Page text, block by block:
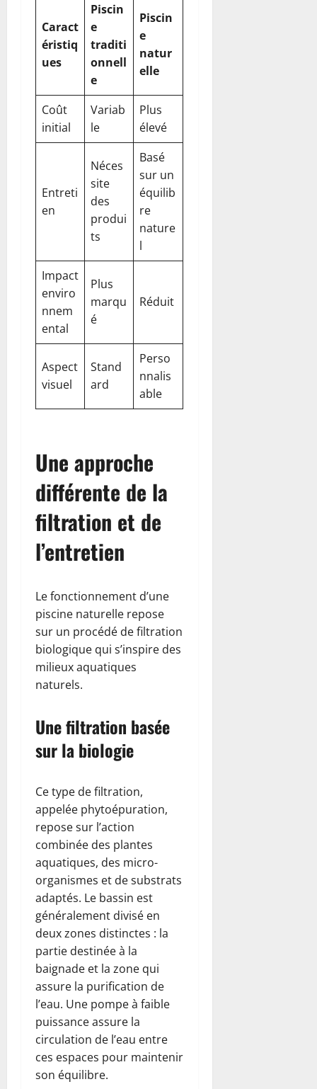
Caract
éristiq
ues
Piscin
e
traditi
onnell
e
Piscin
e
natur
elle
Coût
initial
Variab
le
Plus
élevé
Entreti
en
Néces
site
des
produi
ts
Basé
sur un
équilib
re
nature
l
Impact
enviro
nnem
ental
Plus
marqu
é
Réduit
Aspect
visuel
Stand
ard
Perso
nnalis
able
Une approche
différente de la
filtration et de
l’entretien
Le fonctionnement d’une
piscine naturelle repose
sur un procédé de filtration
biologique qui s’inspire des
milieux aquatiques
naturels.
Une filtration basée
sur la biologie
Ce type de filtration,
appelée phytoépuration,
repose sur l’action
combinée des plantes
aquatiques, des micro-
organismes et de substrats
adaptés. Le bassin est
généralement divisé en
deux zones distinctes : la
partie destinée à la
baignade et la zone qui
assure la purification de
l’eau. Une pompe à faible
puissance assure la
circulation de l’eau entre
ces espaces pour maintenir
son équilibre.